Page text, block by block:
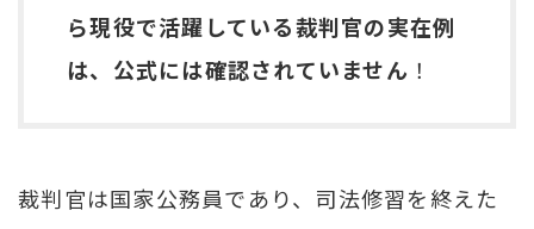
ら現役で活躍している裁判官の実在例
は、公式には確認されていません ！
裁判官は国家公務員であり、司法修習を終えた